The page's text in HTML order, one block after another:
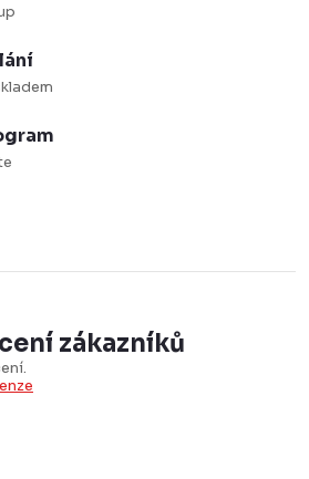
zákazníků